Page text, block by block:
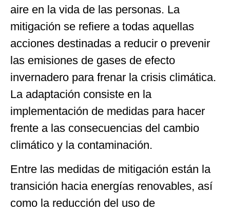
aire en la vida de las personas. La
mitigación se refiere a todas aquellas
acciones destinadas a reducir o prevenir
las emisiones de gases de efecto
invernadero para frenar la crisis climática.
La adaptación consiste en la
implementación de medidas para hacer
frente a las consecuencias del cambio
climático y la contaminación.
Entre las medidas de mitigación están la
transición hacia energías renovables, así
como la reducción del uso de